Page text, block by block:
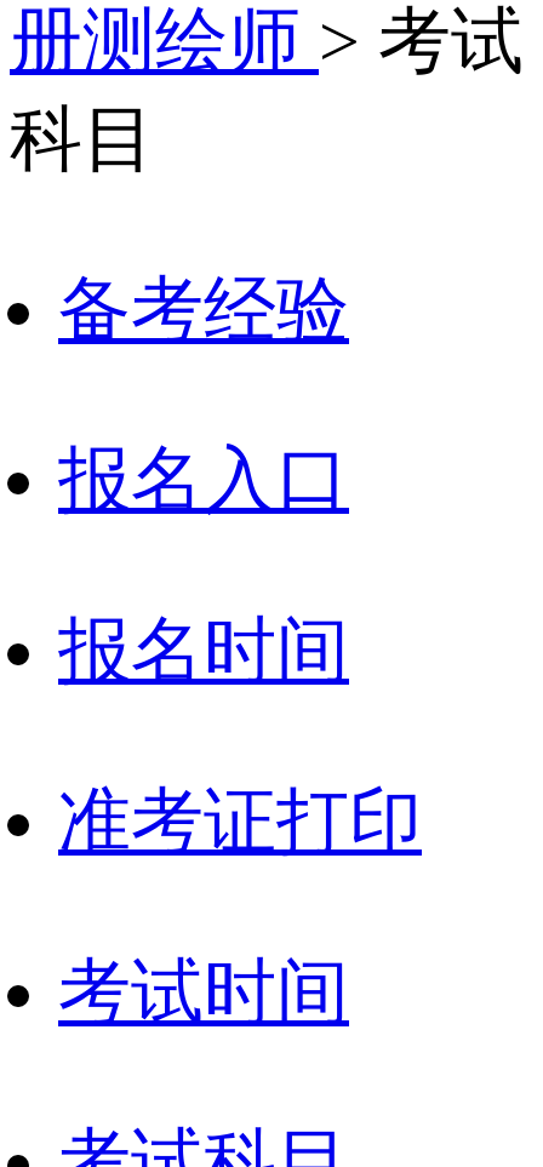
册测绘师 > 考试
科目
备考经验
报名入口
报名时间
准考证打印
考试时间